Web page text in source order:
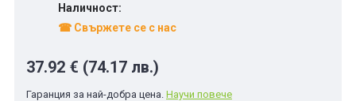
Наличност:
☎ Свържете се с нас
37.92 € (74.17 лв.)
Гаранция за най-добра цена. Научи повече